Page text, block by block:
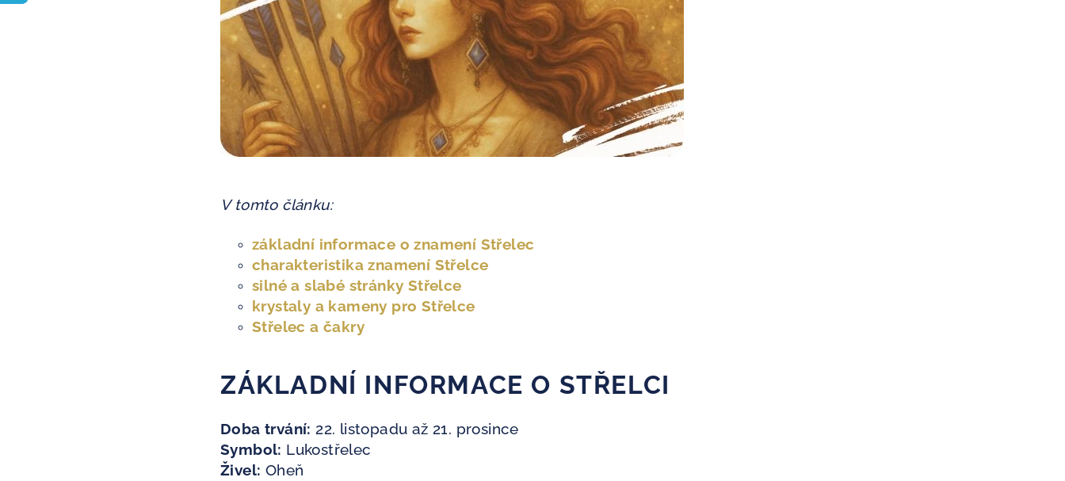
V tomto článku:
základní informace o znamení Střelec
charakteristika znamení Střelce
silné a slabé stránky Střelce
krystaly a kameny pro Střelce
Střelec a čakry
ZÁKLADNÍ INFORMACE O STŘELCI
Doba trvání: 22. listopadu až 21. prosince
Symbol: Lukostřelec
Živel: Oheň